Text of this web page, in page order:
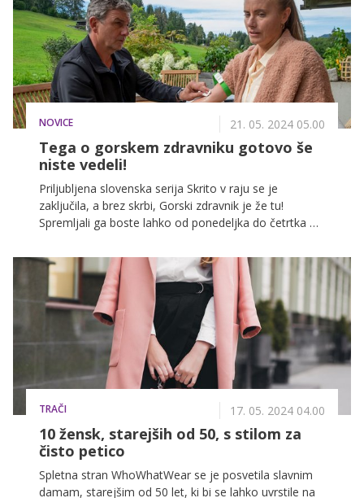
NOVICE 21. 05. 2024 05.00
Tega o gorskem zdravniku gotovo še
niste vedeli!
Priljubljena slovenska serija Skrito v raju se je
zaključila, a brez skrbi, Gorski zdravnik je že tu!
Spremljali ga boste lahko od ponedeljka do četrtka ob
prvo epizodo 17. sezone.
TRAČI 17. 05. 2024 04.00
10 žensk, starejših od 50, s stilom za
čisto petico
Spletna stran WhoWhatWear se je posvetila slavnim
damam, starejšim od 50 let, ki bi se lahko uvrstile na